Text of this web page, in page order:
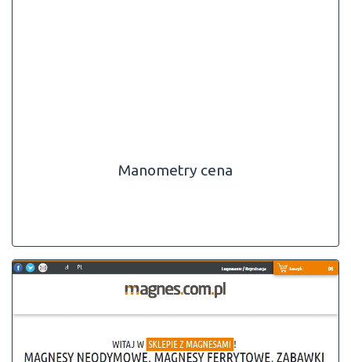
Manometry cena